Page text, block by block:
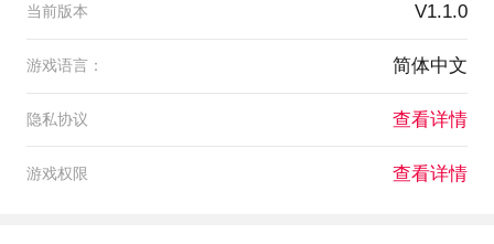
当前版本 V1.1.0
游戏语言： 简体中文
隐私协议 查看详情
游戏权限 查看详情